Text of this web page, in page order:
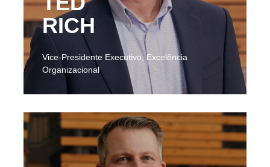
RICH
Vice-Presidente Executivo, Excelência
Organizacional